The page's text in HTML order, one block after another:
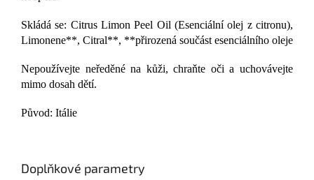
Skládá se: Citrus Limon Peel Oil (Esenciální olej z citronu),
Limonene**, Citral**, **přirozená součást esenciálního oleje
Nepoužívejte neředěné na kůži, chraňte oči a uchovávejte
mimo dosah dětí.
Původ: Itálie
Doplňkové parametry